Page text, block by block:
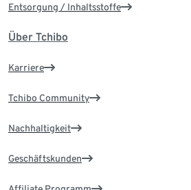
Entsorgung / Inhaltsstoffe
Über Tchibo
Karriere
Tchibo Community
Nachhaltigkeit
Geschäftskunden